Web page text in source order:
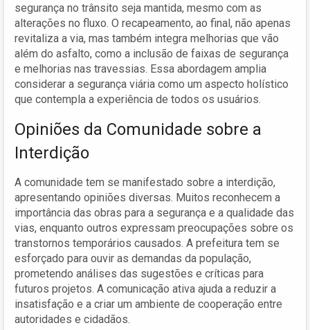
segurança no trânsito seja mantida, mesmo com as
alterações no fluxo. O recapeamento, ao final, não apenas
revitaliza a via, mas também integra melhorias que vão
além do asfalto, como a inclusão de faixas de segurança
e melhorias nas travessias. Essa abordagem amplia
considerar a segurança viária como um aspecto holístico
que contempla a experiência de todos os usuários.
Opiniões da Comunidade sobre a
Interdição
A comunidade tem se manifestado sobre a interdição,
apresentando opiniões diversas. Muitos reconhecem a
importância das obras para a segurança e a qualidade das
vias, enquanto outros expressam preocupações sobre os
transtornos temporários causados. A prefeitura tem se
esforçado para ouvir as demandas da população,
prometendo análises das sugestões e críticas para
futuros projetos. A comunicação ativa ajuda a reduzir a
insatisfação e a criar um ambiente de cooperação entre
autoridades e cidadãos.